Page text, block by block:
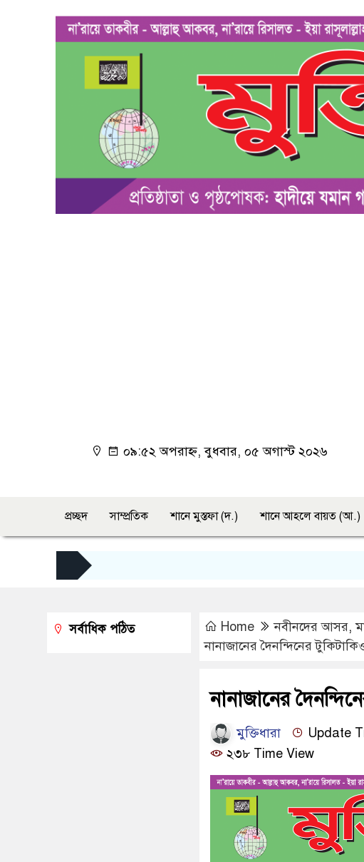
০৯:৫২ অপরাহ্ন, বুধবার, ০৫ অগাস্ট ২০২৬
প্রচ্ছদ সাম্প্রতিক শানে মুস্তফা (দ.) শানে আহলে বায়ত (আ.)
Home নবীনদের আসর,
নানাজানের দৈনন্দিনের
নানাজানের
মুক্তিধারা
Update
২৩৮ Time View
সর্বাধিক পঠিত